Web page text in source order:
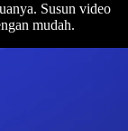
Susun video
mudah.